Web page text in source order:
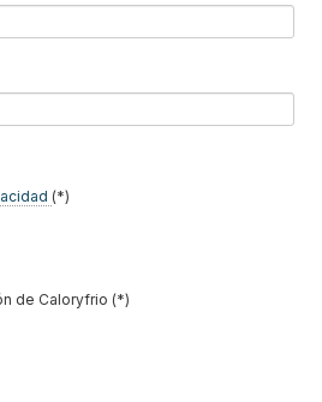
nueva bomba de
R32 de
Industries
(*)
de Caloryfrio (*)